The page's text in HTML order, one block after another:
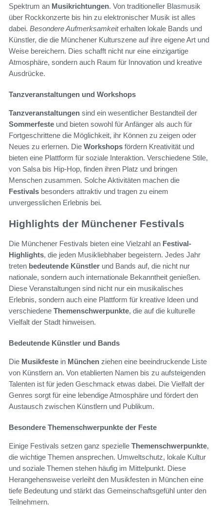
Spektrum an Musikrichtungen. Von traditioneller Blasmusik
über Rockkonzerte bis hin zu elektronischer Musik ist alles
dabei. Besondere Aufmerksamkeiterhalten lokale Bands und
Künstler, die die Münchener Kulturszene auf ihre eigene Art und
Weise bereichern. Dies schafft nicht nur eine einzigartige
Atmosphäre, sondern auch Raum für Innovation und kreative
Ausdrücke.
Tanzveranstaltungen und Workshops
Tanzveranstaltungen sind ein wesentlicher Bestandteil der
Sommerfeste und bieten sowohl für Anfänger als auch für
Fortgeschrittene die Möglichkeit, ihr Können zu zeigen oder
Neues zu erlernen. Die Workshops fördern Kreativität und
bieten eine Plattform für soziale Interaktion. Verschiedene Stile,
von Salsa bis Hip-Hop, finden ihren Platz und bringen
Menschen zusammen. Solche Aktivitäten machen die
Festivals besonders attraktiv und tragen zu einem
unvergesslichen Erlebnis bei.
Highlights der Münchener Festivals
Die Münchener Festivals bieten eine Vielzahl an Festival-
Highlights, die jeden Musikliebhaber begeistern. Jedes Jahr
treten bedeutende Künstler und Bands auf, die nicht nur
nationale, sondern auch internationale Bekanntheit genießen.
Diese Veranstaltungen sind nicht nur ein musikalisches
Erlebnis, sondern auch eine Plattform für kreative Ideen und
verschiedene Themenschwerpunkte, die auf die kulturelle
Vielfalt der Stadt hinweisen.
Bedeutende Künstler und Bands
Die Musikfeste in München ziehen eine beeindruckende Liste
von Künstlern an. Von etablierten Namen bis zu aufsteigenden
Talenten ist für jeden Geschmack etwas dabei. Die Vielfalt der
Genres sorgt für eine lebendige Atmosphäre und fördert den
Austausch zwischen Künstlern und Publikum.
Besondere Themenschwerpunkte der Feste
Einige Festivals setzen ganz spezielle Themenschwerpunkte,
die wichtige Themen ansprechen. Umweltschutz, lokale Kultur
und soziale Themen stehen häufig im Mittelpunkt. Diese
Herangehensweise verleiht den Musikfesten in München eine
tiefe Bedeutung und stärkt das Gemeinschaftsgefühl unter den
Teilnehmern.